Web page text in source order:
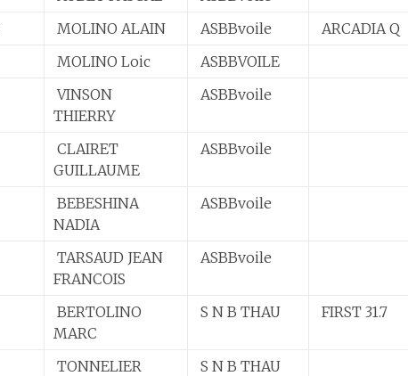
MOLINO ALAIN ASBBvoile ARCADIA Q
MOLINO Loic
ASBBVOILE
VINSON
THIERRY
ASBBvoile
CLAIRET
GUILLAUME
ASBBvoile
BEBESHINA
NADIA
ASBBvoile
TARSAUD JEAN
FRANCOIS
ASBBvoile
BERTOLINO
MARC
S N B THAU FIRST 31.7
TONNELIER
S N B THAU